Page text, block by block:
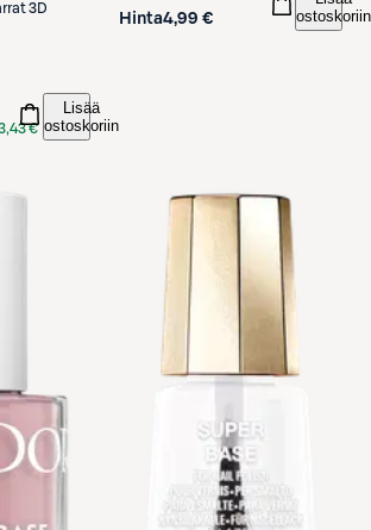
3D
€
Lisää
ostoskoriin
Hinta4,99 €
ostoskoriin